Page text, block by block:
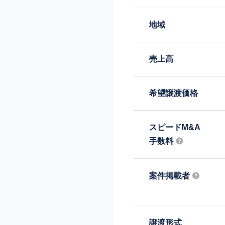
地域
売上高
希望譲渡価格
スピードM&A
手数料
案件掲載者
譲渡形式